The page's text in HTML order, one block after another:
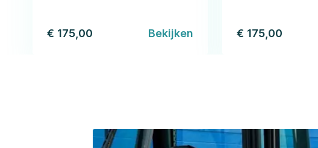
€ 175,00 Bekijken € 175,00